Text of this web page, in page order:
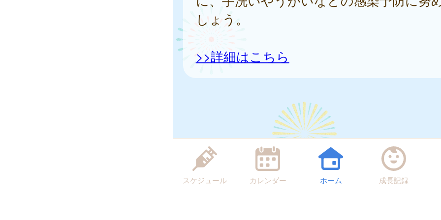
しょう。
>>詳細はこちら
スケジュール カレンダー ホーム 成長記録